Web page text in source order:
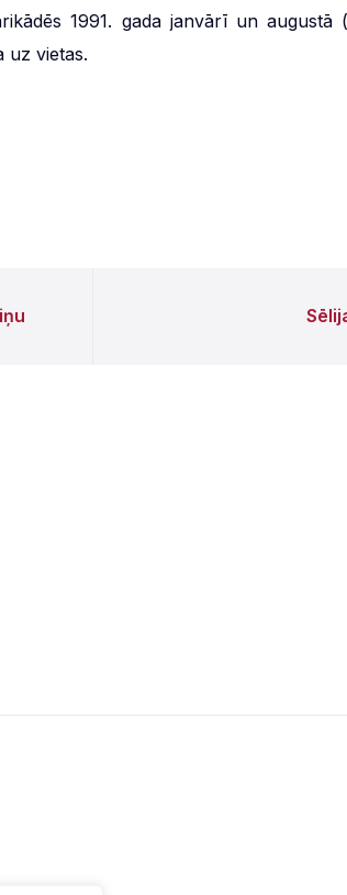
1991. gada janvārī un augustā
uz vietas.